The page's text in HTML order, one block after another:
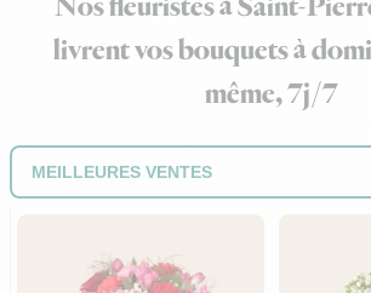
livrent vos bouquets à
même, 7j/7